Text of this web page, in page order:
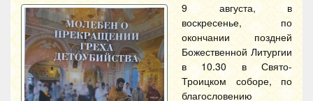
9 августа, в
воскресенье, по
окончании поздней
Божественной Литургии
в 10.30 в Свято-
Троицком соборе, по
благословению